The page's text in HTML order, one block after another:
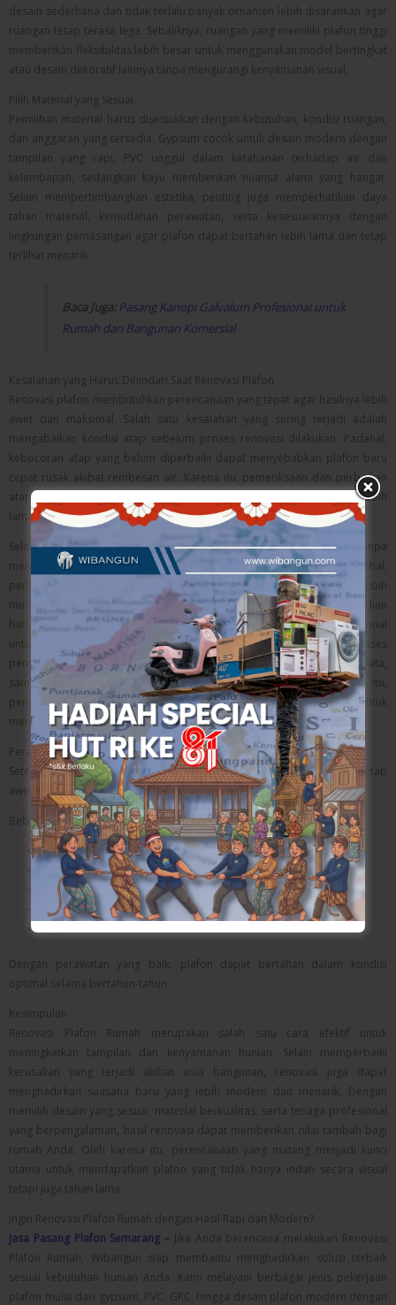
desain sederhana dan tidak terlalu banyak ornamen lebih disarankan agar
ruangan tetap terasa lega. Sebaliknya, ruangan yang memiliki plafon tinggi
memberikan fleksibilitas lebih besar untuk menggunakan model bertingkat
atau desain dekoratif lainnya tanpa mengurangi kenyamanan visual.
Pilih Material yang Sesuai
Pemilihan material harus disesuaikan dengan kebutuhan, kondisi ruangan,
dan anggaran yang tersedia. Gypsum cocok untuk desain modern dengan
tampilan yang rapi, PVC unggul dalam ketahanan terhadap air dan
kelembapan, sedangkan kayu memberikan nuansa alami yang hangat.
Selain mempertimbangkan estetika, penting juga memperhatikan daya
tahan material, kemudahan perawatan, serta kesesuaiannya dengan
lingkungan pemasangan agar plafon dapat bertahan lebih lama dan tetap
terlihat menarik.
Baca Juga: Pasang Kanopi Galvalum Profesional untuk
Rumah dan Bangunan Komersial
Kesalahan yang Harus Dihindari Saat Renovasi Plafon
Renovasi plafon membutuhkan perencanaan yang tepat agar hasilnya lebih
awet dan maksimal. Salah satu kesalahan yang sering terjadi adalah
mengabaikan kondisi atap sebelum proses renovasi dilakukan. Padahal,
kebocoran atap yang belum diperbaiki dapat menyebabkan plafon baru
cepat rusak akibat rembesan air. Karena itu, pemeriksaan dan perbaikan
atap sebaiknya dilakukan terlebih dahulu agar plafon dapat bertahan lebih
lama dan tetap terlihat rapi.
Selain itu, banyak orang hanya fokus pada harga murah tanpa
mempertimbangkan kualitas material dan pengerjaan. Padahal,
penggunaan material berkualitas rendah dapat membuat plafon lebih
mudah rusak dan memerlukan biaya perbaikan tambahan di kemudian
hari. Kesalahan lainnya adalah tidak menggunakan tenaga profesional
untuk pemasangan plafon. Kurangnya pengalaman dalam proses
pemasangan dapat menyebabkan permukaan plafon tidak rata,
sambungan mudah retak, dan struktur kurang kuat. Oleh karena itu,
penggunaan jasa yang berpengalaman sangat disarankan untuk
mendapatkan hasil renovasi yang lebih rapi dan tahan lama.
Perawatan Setelah Renovasi Plafon Rumah
Setelah renovasi selesai, perawatan tetap diperlukan agar plafon tetap
awet.
Beberapa langkah sederhana yang dapat dilakukan yaitu:
Membersihkan debu secara berkala.
Memeriksa kondisi atap.
Menghindari kelembapan berlebih.
Mengecek sambungan plafon secara rutin.
Dengan perawatan yang baik, plafon dapat bertahan dalam kondisi
optimal selama bertahun-tahun.
Kesimpulan
Renovasi Plafon Rumah merupakan salah satu cara efektif untuk
meningkatkan tampilan dan kenyamanan hunian. Selain memperbaiki
kerusakan yang terjadi akibat usia bangunan, renovasi juga dapat
menghadirkan suasana baru yang lebih modern dan menarik. Dengan
memilih desain yang sesuai, material berkualitas, serta tenaga profesional
yang berpengalaman, hasil renovasi dapat memberikan nilai tambah bagi
rumah Anda. Oleh karena itu, perencanaan yang matang menjadi kunci
utama untuk mendapatkan plafon yang tidak hanya indah secara visual
tetapi juga tahan lama.
Ingin Renovasi Plafon Rumah dengan Hasil Rapi dan Modern?
Jasa Pasang Plafon Semarang –
Jika Anda berencana melakukan Renovasi
Plafon Rumah, Wibangun siap membantu menghadirkan solusi terbaik
sesuai kebutuhan hunian Anda. Kami melayani berbagai jenis pekerjaan
plafon mulai dari gypsum, PVC, GRC, hingga desain plafon modern dengan